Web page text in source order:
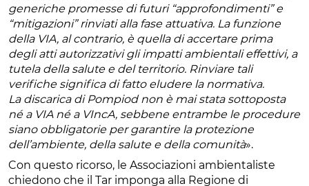
generiche promesse di futuri “approfondimenti” e
“mitigazioni” rinviati alla fase attuativa. La funzione
della VIA, al contrario, è quella di accertare prima
degli atti autorizzativi gli impatti ambientali effettivi, a
tutela della salute e del territorio. Rinviare tali
verifiche significa di fatto eludere la normativa.
La discarica di Pompiod non è mai stata sottoposta
né a VIA né a VIncA, sebbene entrambe le procedure
siano obbligatorie per garantire la protezione
dell’ambiente, della salute e della comunità».
Con questo ricorso, le Associazioni ambientaliste
chiedono che il Tar imponga alla Regione di